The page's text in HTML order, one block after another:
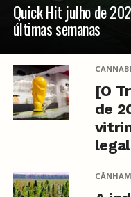
Quick Hit julho de
últimas semanas
[O
de
legal